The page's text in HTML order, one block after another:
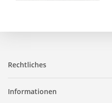
Rechtliches
Informationen